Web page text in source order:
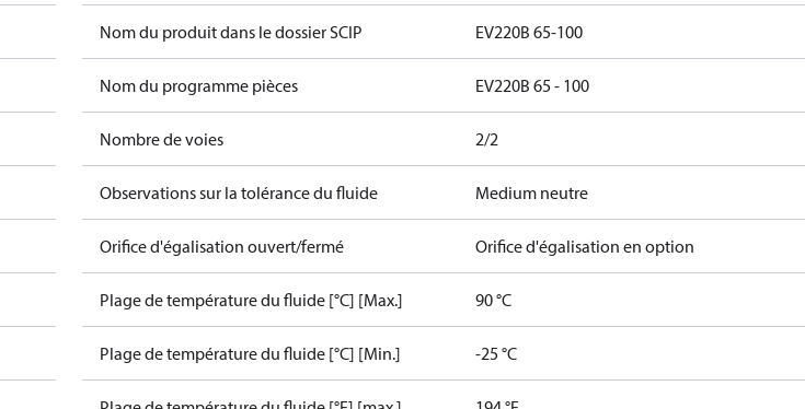
Nom du produit dans le dossier SCIP EV220B 65-100
Nom du programme pièces EV220B 65 - 100
Nombre de voies 2/2
Observations sur la tolérance du fluide Medium neutre
Orifice d'égalisation ouvert/fermé Orifice d'égalisation en option
Plage de température du fluide [°C] [Max.] 90 °C
Plage de température du fluide [°C] [Min.] -25 °C